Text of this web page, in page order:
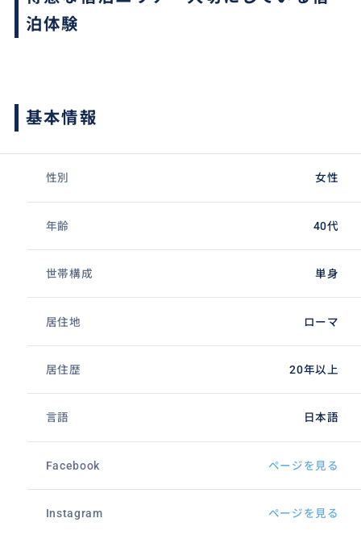
泊体験
基本情報
性別 女性
年齢 40代
世帯構成 単身
居住地 ローマ
居住歴 20年以上
言語 日本語
Facebook ページを見る
Instagram ページを見る